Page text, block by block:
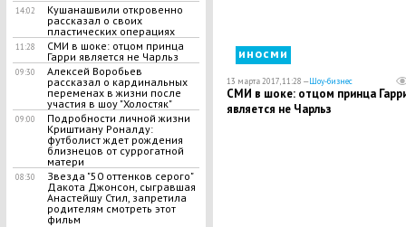
14:02
Кушанашвили откровенно
рассказал о своих
пластических операциях
11:28
СМИ в шоке: отцом принца
Гарри является не Чарльз
09:30
Алексей Воробьев
рассказал о кардинальных
переменах в жизни после
участия в шоу "Холостяк"
09:00
Подробности личной жизни
Криштиану Роналду:
футболист ждет рождения
близнецов от суррогатной
матери
08:30
Звезда "50 оттенков серого"
Дакота Джонсон, сыгравшая
Анастейшу Стил, запретила
родителям смотреть этот
фильм
иносми
13 марта 2017, 11:28 —Шоу-бизнес
СМИ в шоке: отцом принца
является не Чарльз